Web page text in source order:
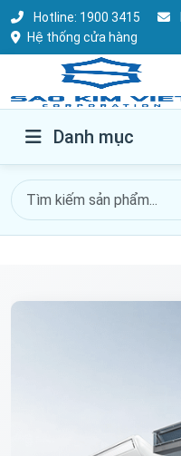
Hotline: 1900 3415
Hệ thống cửa hàng
Danh mục